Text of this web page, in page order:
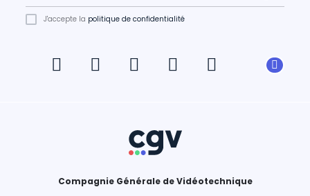
J'accepte la politique de confidentialité
Compagnie Générale de Vidéotechnique